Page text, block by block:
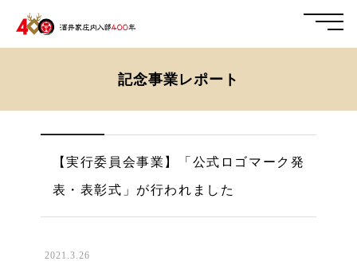
記念事業レポート
【実行委員会事業】「公式ロゴマーク発
表・表彰式」が行われました
2021.3.26